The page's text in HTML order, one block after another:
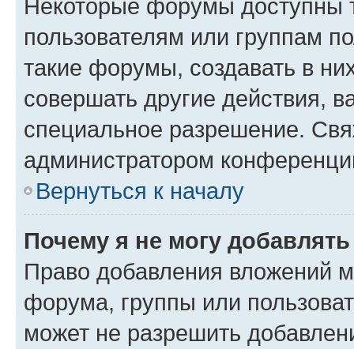
Некоторые форумы доступны
пользователям или группам
такие форумы, создавать в
совершать другие действия,
специальное разрешение.
администратором
Вернуться к началу
Почему я не могу
Право добавления вложений
форума, группы или
может не разрешить